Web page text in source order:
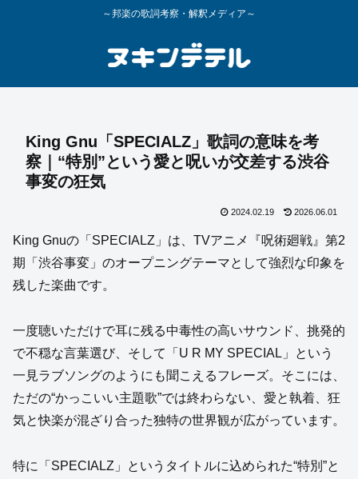
～邦楽の歌詞考察・解釈メディア～
King Gnu「SPECIALZ」歌詞の意味を考
察｜“特別”という愛と呪いが交差する渋谷
事変の狂気
2024.02.19 2026.06.01
King Gnuの「SPECIALZ」は、TVアニメ『呪術廻戦』第2
期「渋谷事変」のオープニングテーマとして強烈な印象を
残した楽曲です。
一度聴いただけで耳に残る中毒性の高いサウンド、挑発的
で不穏な言葉選び、そして「U R MY SPECIAL」という
一見ラブソングのようにも聞こえるフレーズ。そこには、
ただの“かっこいい主題歌”では終わらない、愛と執着、狂
気と快楽が混ざり合った独特の世界観が広がっています。
特に「SPECIALZ」というタイトルに込められた“特別”と